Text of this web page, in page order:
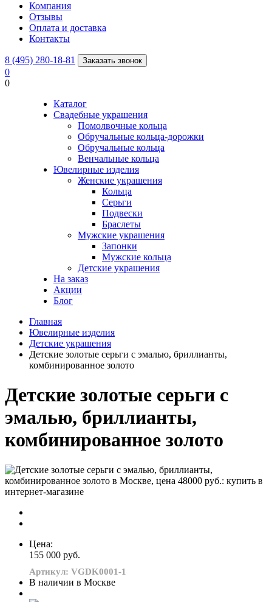
Компания
Отзывы
Оплата и доставка
Контакты
8 (495) 280-18-81 Заказать звонок
0
0
Каталог
Свадебные украшения
Помолвочные кольца
Обручальные кольца-дорожки
Обручальные кольца
Венчальные кольца
Ювелирные изделия
Женские украшения
Кольца
Серьги
Подвески
Браслеты
Мужские украшения
Запонки
Мужские кольца
Детские украшения
На заказ
Акции
Блог
Главная
Ювелирные изделия
Детские украшения
Детские золотые серьги с эмалью, бриллианты,
комбинированное золото
Детские золотые серьги с
эмалью, бриллианты,
комбинированное золото
Цена:
155 000 руб.
Артикул: VGDK0001-1
В наличии в Москве